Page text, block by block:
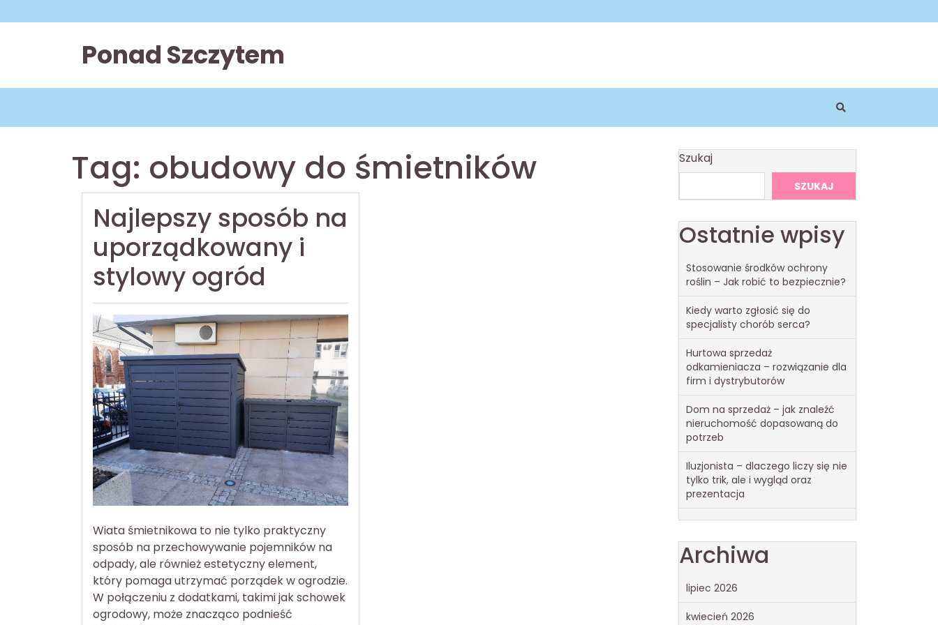
to
Ponad Szczytem
Tag: obudowy do śmietników
Najlepszy sposób na
uporządkowany i
stylowy ogród
Wiata śmietnikowa to nie tylko praktyczny
sposób na przechowywanie pojemników na
odpady, ale również estetyczny element,
który pomaga utrzymać porządek w ogrodzie.
W połączeniu z dodatkami, takimi jak schowek
ogrodowy, może znacząco podnieść
Szukaj
SZUKAJ
Ostatnie wpisy
Stosowanie środków ochrony
roślin – Jak robić to bezpiecznie?
Kiedy warto zgłosić się do
specjalisty chorób serca?
Hurtowa sprzedaż
odkamieniacza – rozwiązanie dla
firm i dystrybutorów
Dom na sprzedaż – jak znaleźć
nieruchomość dopasowaną do
potrzeb
Iluzjonista – dlaczego liczy się nie
tylko trik, ale i wygląd oraz
prezentacja
Archiwa
lipiec 2026
kwiecień 2026